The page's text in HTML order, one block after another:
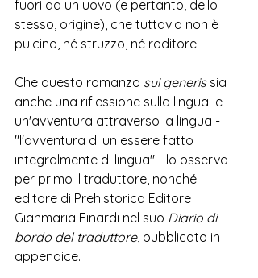
fuori da un uovo (e pertanto, dello
stesso, origine), che tuttavia non è
pulcino, né struzzo, né roditore.
Che questo romanzo sui generis sia
anche una riflessione sulla lingua  e
un'avventura attraverso la lingua -
"l'avventura di un essere fatto
integralmente di lingua" - lo osserva
per primo il traduttore, nonché
editore di Prehistorica Editore
Gianmaria Finardi nel suo Diario di
bordo del traduttore, pubblicato in
appendice.